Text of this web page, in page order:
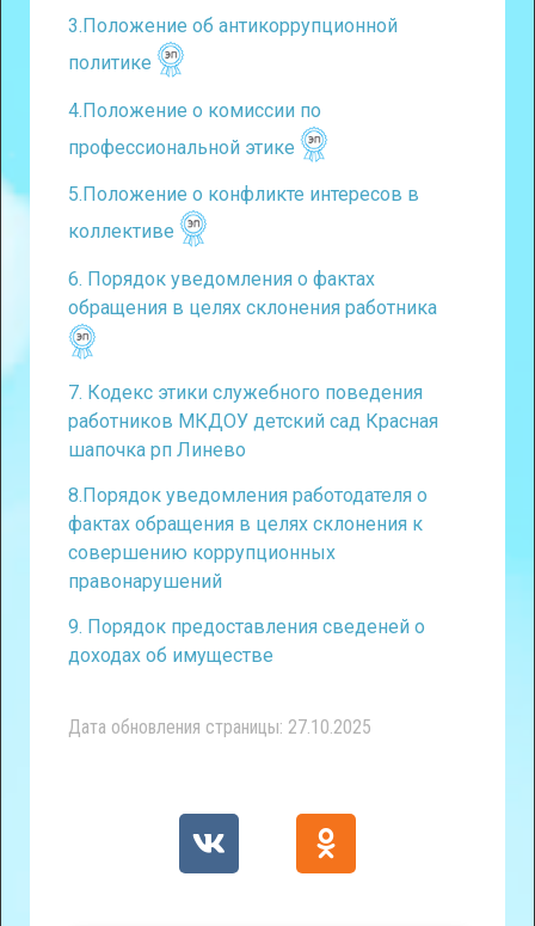
3.Положение об антикоррупционной
политике
4.Положение о комиссии по
профессиональной этике
5.Положение о конфликте интересов в
коллективе
6. Порядок уведомления о фактах
обращения в целях склонения работника
7. Кодекс этики служебного поведения
работников МКДОУ детский сад Красная
шапочка рп Линево
8.Порядок уведомления работодателя о
фактах обращения в целях склонения к
совершению коррупционных
правонарушений
9. Порядок предоставления сведеней о
доходах об имуществе
Дата обновления страницы: 27.10.2025